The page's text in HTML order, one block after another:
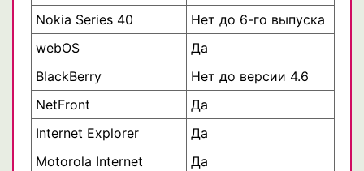
Nokia Series 40
Нет до 6-го выпуска
webOS
Да
BlackBerry
Нет до версии 4.6
NetFront
Да
Internet Explorer
Да
Motorola Internet
Да